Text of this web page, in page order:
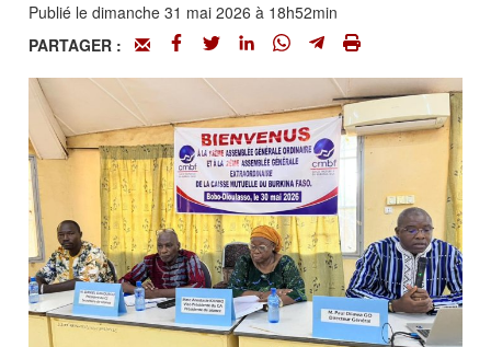
Publié le dimanche 31 mai 2026 à 18h52min
PARTAGER :